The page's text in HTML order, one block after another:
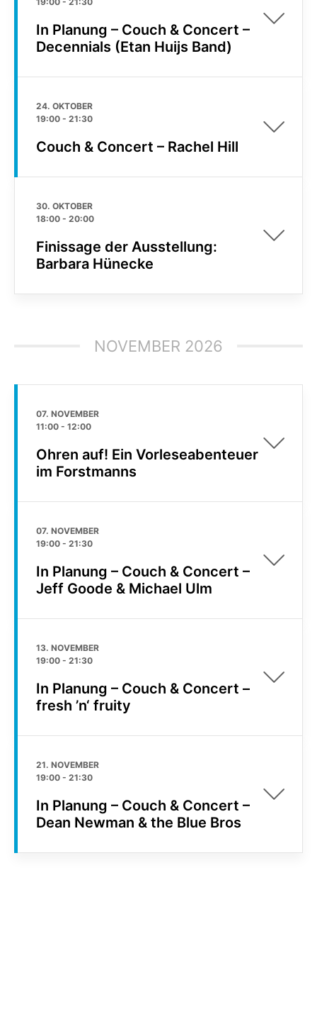
In Planung – Couch & Concert –
Decennials (Etan Huijs Band)
24. OKTOBER
19:00 - 21:30
Couch & Concert – Rachel Hill
30. OKTOBER
18:00 - 20:00
Finissage der Ausstellung:
Barbara Hünecke
NOVEMBER 2026
07. NOVEMBER
11:00 - 12:00
Ohren auf! Ein Vorleseabenteuer
im Forstmanns
07. NOVEMBER
19:00 - 21:30
In Planung – Couch & Concert –
Jeff Goode & Michael Ulm
13. NOVEMBER
19:00 - 21:30
In Planung – Couch & Concert –
fresh ’n‘ fruity
21. NOVEMBER
19:00 - 21:30
In Planung – Couch & Concert –
Dean Newman & the Blue Bros